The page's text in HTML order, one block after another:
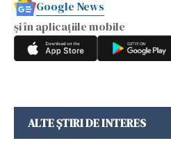
Google News
și în aplicațiile mobile
ALTE ȘTIRI DE INTERES